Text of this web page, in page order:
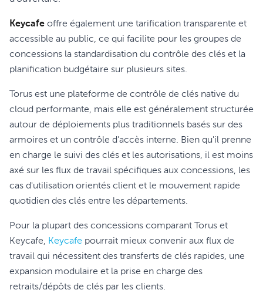
Keycafe offre également une tarification transparente et
accessible au public, ce qui facilite pour les groupes de
concessions la standardisation du contrôle des clés et la
planification budgétaire sur plusieurs sites.
Torus est une plateforme de contrôle de clés native du
cloud performante, mais elle est généralement structurée
autour de déploiements plus traditionnels basés sur des
armoires et un contrôle d'accès interne. Bien qu'il prenne
en charge le suivi des clés et les autorisations, il est moins
axé sur les flux de travail spécifiques aux concessions, les
cas d'utilisation orientés client et le mouvement rapide
quotidien des clés entre les départements.
Pour la plupart des concessions comparant Torus et
Keycafe, Keycafe pourrait mieux convenir aux flux de
travail qui nécessitent des transferts de clés rapides, une
expansion modulaire et la prise en charge des
retraits/dépôts de clés par les clients.